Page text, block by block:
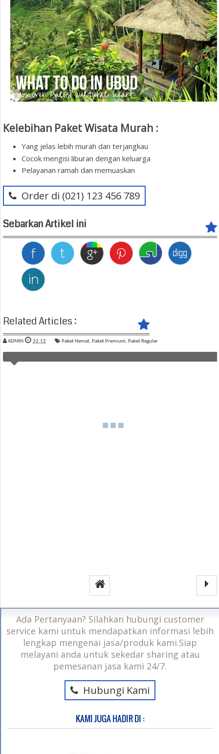
Kelebihan Paket Wisata Murah :
Yang jelas lebih murah dan terjangkau
Cocok mengisi liburan dengan keluarga
Pelayanan ramah dan memuaskan
Order di (021) 123 456 789
Sebarkan Artikel ini
Related Articles :
ADMIN 22.12 Paket Hemat, Paket Premium, Paket Reguler
Ada Pertanyaan? Silahkan hubungi customer
service kami untuk mendapatkan informasi lebih
lengkap mengenai jasa/produk kami.Siap
melayani anda untuk sekedar sharing atau
pemesanan jasa kami 24/7.
Hubungi Kami
KAMI JUGA HADIR DI :